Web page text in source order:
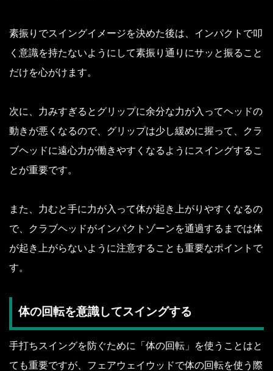
素振りでスイングイメージを決めた後は、インパクトで叩
く意識を持たないようにして素振り通りにサッと振ること
だけを心がけます。
次に、力みすぎるとグリップに余分な力が入ってヘッドの
動きが悪くなるので、グリップは少し緩めに握って、クラ
ブヘッドに遠心力が働きやすくなるようにスイングするこ
とが重要です。
また、力むと手に力が入って体が起き上がりやすくなるの
で、クラブヘッドがインパクトゾーンを通過するまでは体
が起き上がらないように注意することも重要なポイントで
す。
体の回転を意識してスイングする
手打ちスイングを防ぐために「体の回転」を使うことはと
ても重要ですが、フェアウェイウッドで体の回転を使う際